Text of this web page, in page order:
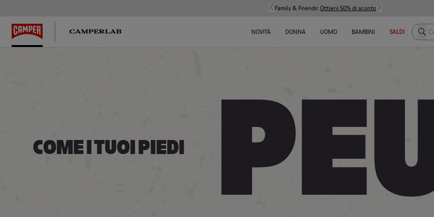
Family & Friends: Ottieni 50% di sconto
NOVITÀ DONNA UOMO BAMBINI SALDI
Peu
COME I TUOI PIEDI